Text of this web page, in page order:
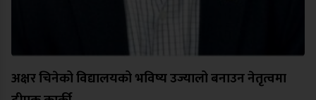
अक्षर चिनेको विद्यालयको भविष्य उज्यालो बनाउन नेतृत्वमा